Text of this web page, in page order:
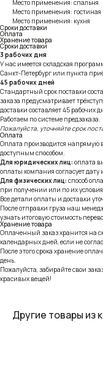
Место применения: спальня
Место применения: гостиная
Место применения: кухня
Сроки доставки
Оплата
Хранение товара
Сроки доставки
3 рабочих дня
У нас имеется складская
Санкт-Петербург или пункта
45 рабочих дней
Стандартный срок поставки
заказа предусматривает
доставки составляет 45 рабочих
Работаем по системе предзаказа.
Пожалуйста, уточняйте срок
Оплата
Оплата производится
доступным способом.
Для юридических лиц: оплата
оплаты компания согласует дату
Для физических лиц: способ
при получении или по их
Все детали оплаты и доставки
После отправки груза наш
узнать итоговую стоимость
Хранение товара
Оплаченный заказ хранится на
календарных дней, если не
После этого срока хранение
день.
Пожалуйста, забирайте свои
красивых вещей!
Другие товары из